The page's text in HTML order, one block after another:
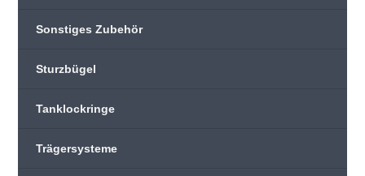
Sonstiges Zubehör
Sturzbügel
Tanklockringe
Trägersysteme